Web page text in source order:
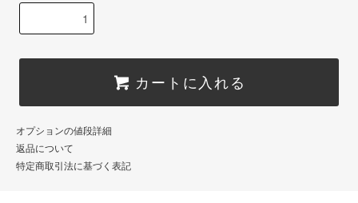
カートに入れる
オプションの値段詳細
返品について
特定商取引法に基づく表記